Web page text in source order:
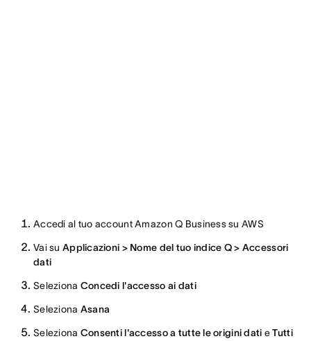
Accedi al tuo account Amazon Q Business su AWS
Vai su Applicazioni > Nome del tuo indice Q > Accessori
dati
Seleziona Concedi l'accesso ai dati
Seleziona Asana
Seleziona Consenti l'accesso a tutte le origini dati eTutti